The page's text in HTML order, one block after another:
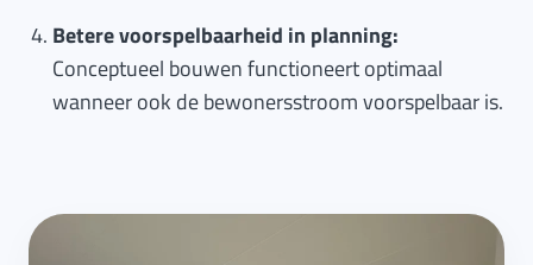
Betere voorspelbaarheid in planning:
Conceptueel bouwen functioneert optimaal
wanneer ook de bewonersstroom voorspelbaar is.